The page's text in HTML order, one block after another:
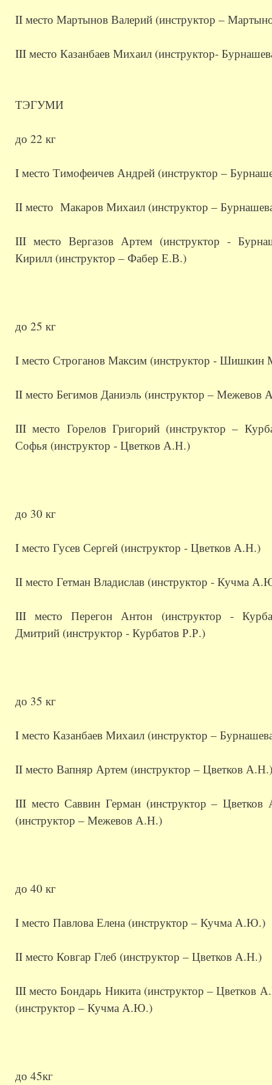
II место Мартынов Валерий (инструктор –
III место Казанбаев Михаил (инструктор-
ТЭГУМИ
до 22 кг
I место Тимофеичев Андрей (инструктор –
II место Макаров Михаил (инструктор –
III место Вергазов Артем (инструктор -
Кирилл (инструктор – Фабер Е.В.)
до 25 кг
I место Строганов Максим (инструктор -
II место Бегимов Даниэль (инструктор – Межевов
III место Горелов Григорий (инструктор –
Софья (инструктор - Цветков А.Н.)
до 30 кг
I место Гусев Сергей (инструктор - Цветков А.Н.)
II место Гетман Владислав (инструктор - Кучма
III место Перегон Антон (инструктор -
Дмитрий (инструктор - Курбатов Р.Р.)
до 35 кг
I место Казанбаев Михаил (инструктор –
II место Вапняр Артем (инструктор – Цветков А.Н.)
III место Саввин Герман (инструктор –
(инструктор – Межевов А.Н.)
до 40 кг
I место Павлова Елена (инструктор – Кучма А.Ю.)
II место Ковгар Глеб (инструктор – Цветков А.Н.)
III место Бондарь Никита (инструктор – Цветков
(инструктор – Кучма А.Ю.)
до 45кг